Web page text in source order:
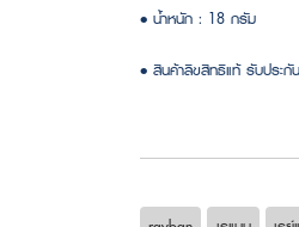
• น้ำหนัก : 18 กรัม
• สินค้าลิขสิทธิแท้ รับประกั